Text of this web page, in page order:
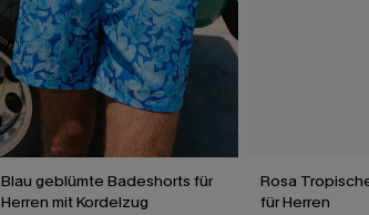
Blau geblümte Badeshorts für
Herren mit Kordelzug
Rosa
für Herren